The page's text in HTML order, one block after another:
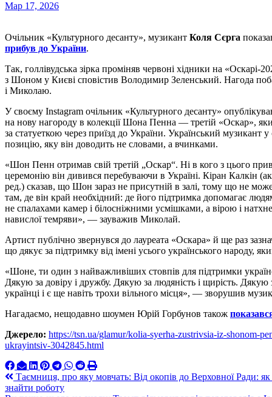
Мар 17, 2026
Очільник «Культурного десанту», музикант Коля Сєрга
прибув до України.
Так, голлівудська зірка проміняв червоні хідники на «Оскарі-
з Шоном у Києві сповістив Володимир Зеленський. Нагода
і Миколаю.
У своєму Instagram очільник «Культурного десанту»
на нову нагороду в колекції Шона Пенна — третій «Оскар»,
за статуеткою через приїзд до України. Український музикант
позицію, яку він доводить не словами, а вчинками.
«Шон Пенн отримав свій третій „Оскар“. Ні в кого з цього
церемонію він дивився перебуваючи в Україні. Кіран Калкін
ред.) сказав, що Шон зараз не присутній в залі, тому що не
там, де він край необхідний: де його підтримка допомагає
не спалахами камер і білосніжними усмішками, а вірою і
навислої темряви», — зауважив Миколай.
Артист публічно звернувся до лауреата «Оскара» й ще раз
що дякує за підтримку від імені усього українського народу,
«Шоне, ти один з найважливіших стовпів для підтримки
Дякую за довіру і дружбу. Дякую за людяність і щирість.
українці і є ще навіть трохи вільного місця», — зворушив
Нагадаємо, нещодавно шоумен Юрій Горбунов також
Джерело: https://tsn.ua/glamur/kolia-syerha-zustrivsia-iz-shonom-
ukrayintsiv-3042845.html
Навигация
Таємниця, про яку мовчать: Від окопів до Верховної Ради:
знайти роботу